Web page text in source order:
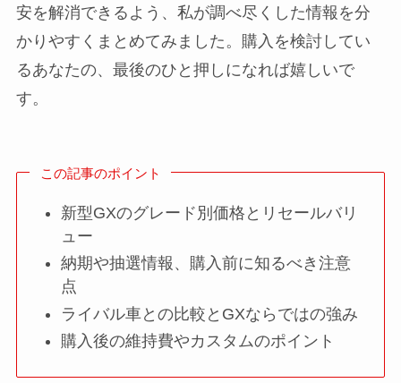
安を解消できるよう、私が調べ尽くした情報を分
かりやすくまとめてみました。購入を検討してい
るあなたの、最後のひと押しになれば嬉しいで
す。
この記事のポイント
新型GXのグレード別価格とリセールバリ
ュー
納期や抽選情報、購入前に知るべき注意
点
ライバル車との比較とGXならではの強み
購入後の維持費やカスタムのポイント